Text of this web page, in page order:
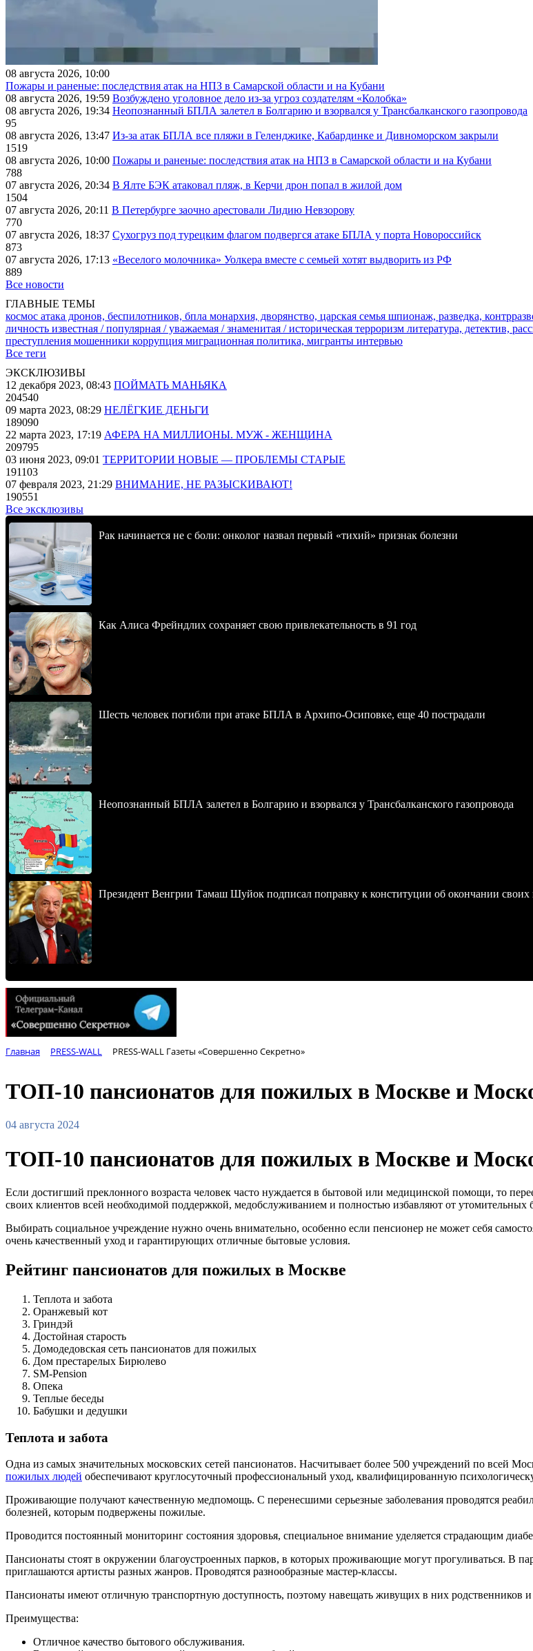
08 августа 2026, 10:00
Пожары и раненые: последствия атак на НПЗ в Самарской области и на Кубани
08 августа 2026, 19:59 Возбуждено уголовное дело из-за угроз создателям «Колобка»
08 августа 2026, 19:34 Неопознанный БПЛА залетел в Болгарию и взорвался у Трансбалканского газопровода
95
08 августа 2026, 13:47 Из-за атак БПЛА все пляжи в Геленджике, Кабардинке и Дивноморском закрыли
1519
08 августа 2026, 10:00 Пожары и раненые: последствия атак на НПЗ в Самарской области и на Кубани
788
07 августа 2026, 20:34 В Ялте БЭК атаковал пляж, в Керчи дрон попал в жилой дом
1504
07 августа 2026, 20:11 В Петербурге заочно арестовали Лидию Невзорову
770
07 августа 2026, 18:37 Сухогруз под турецким флагом подвергся атаке БПЛА у порта Новороссийск
873
07 августа 2026, 17:13 «Веселого молочника» Уолкера вместе с семьей хотят выдворить из РФ
889
Все новости
ГЛАВНЫЕ ТЕМЫ
космос атака дронов, беспилотников, бпла монархия, дворянство, царская семья шпионаж, разведка,
личность известная / популярная / уважаемая / знаменитая / историческая терроризм литература, детектив,
преступления мошенники коррупция миграционная политика, мигранты интервью
Все теги
ЭКСКЛЮЗИВЫ
12 декабря 2023, 08:43 ПОЙМАТЬ МАНЬЯКА
204540
09 марта 2023, 08:29 НЕЛЁГКИЕ ДЕНЬГИ
189090
22 марта 2023, 17:19 АФЕРА НА МИЛЛИОНЫ. МУЖ - ЖЕНЩИНА
209795
03 июня 2023, 09:01 ТЕРРИТОРИИ НОВЫЕ — ПРОБЛЕМЫ СТАРЫЕ
191103
07 февраля 2023, 21:29 ВНИМАНИЕ, НЕ РАЗЫСКИВАЮТ!
190551
Все эксклюзивы
Рак начинается не с боли: онколог назвал первый «тихий» признак болезни
Как Алиса Фрейндлих сохраняет свою привлекательность в 91 год
Шесть человек погибли при атаке БПЛА в Архипо-Осиповке, еще 40 пострадали
Неопознанный БПЛА залетел в Болгарию и взорвался у Трансбалканского газопровода
Президент Венгрии Тамаш Шуйок подписал поправку к конституции об окончании
Главная PRESS-WALL PRESS-WALL Газеты «Совершенно Секретно»
ТОП-10 пансионатов для пожилых в Москве и
04 августа 2024
ТОП-10 пансионатов для пожилых в Москве и
Если достигший преклонного возраста человек часто нуждается в бытовой или медицинской помощи, то
своих клиентов всей необходимой поддержкой, медобслуживанием и полностью избавляют от утомительных
Выбирать социальное учреждение нужно очень внимательно, особенно если пенсионер не может себя
очень качественный уход и гарантирующих отличные бытовые условия.
Рейтинг пансионатов для пожилых в Москве
Теплота и забота
Оранжевый кот
Гриндэй
Достойная старость
Домодедовская сеть пансионатов для пожилых
Дом престарелых Бирюлево
SM-Pension
Опека
Теплые беседы
Бабушки и дедушки
Теплота и забота
Одна из самых значительных московских сетей пансионатов. Насчитывает более 500 учреждений по всей
пожилых людей обеспечивают круглосуточный профессиональный уход, квалифицированную
Проживающие получают качественную медпомощь. С перенесшими серьезные заболевания проводятся
болезней, которым подвержены пожилые.
Проводится постоянный мониторинг состояния здоровья, специальное внимание уделяется страдающим
Пансионаты стоят в окружении благоустроенных парков, в которых проживающие могут прогуливаться. В
приглашаются артисты разных жанров. Проводятся разнообразные мастер-классы.
Пансионаты имеют отличную транспортную доступность, поэтому навещать живущих в них родственников и
Преимущества:
Отличное качество бытового обслуживания.